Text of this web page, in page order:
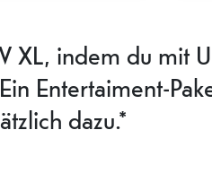
XL, indem du mit
Entertaiment-
dazu.*